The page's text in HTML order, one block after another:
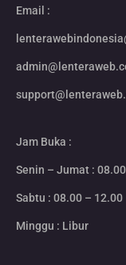
Email :
Jam Buka :
Senin – Jumat :
Sabtu : 08.00 – 12.00
Minggu : Libur